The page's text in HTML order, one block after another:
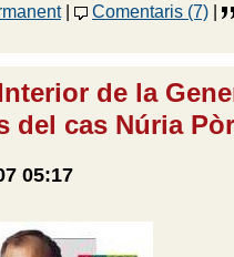
| Comentaris (7)
de la
del cas Núria
05:17